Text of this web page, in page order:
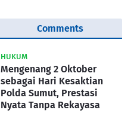
Comments
HUKUM
Mengenang 2 Oktober
sebagai Hari Kesaktian
Polda Sumut, Prestasi
Nyata Tanpa Rekayasa